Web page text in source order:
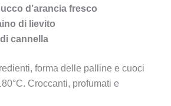
d’arancia fresco
di lievito
cannella
forma delle palline e cuoci
Croccanti, profumati e